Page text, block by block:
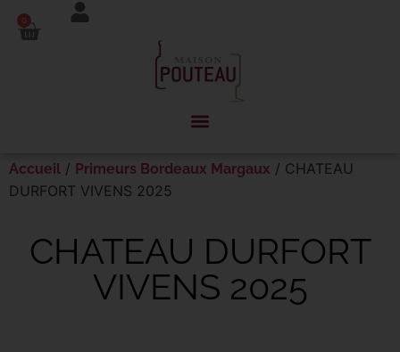
0
Accueil / Primeurs Bordeaux Margaux / CHATEAU
DURFORT VIVENS 2025
CHATEAU DURFORT
VIVENS 2025
Panneau de gestion des cookies